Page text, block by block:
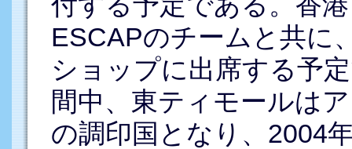
ESCAPのチームと共に
ショップに出席する予
間中、東ティモールは
の調印国となり、2004